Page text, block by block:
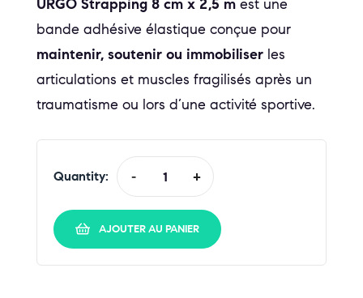
URGO Strapping 8 cm x 2,5 m est une
bande adhésive élastique conçue pour
maintenir, soutenir ou immobiliser les
articulations et muscles fragilisés après un
traumatisme ou lors d’une activité sportive.
Quantity: - +
AJOUTER AU PANIER